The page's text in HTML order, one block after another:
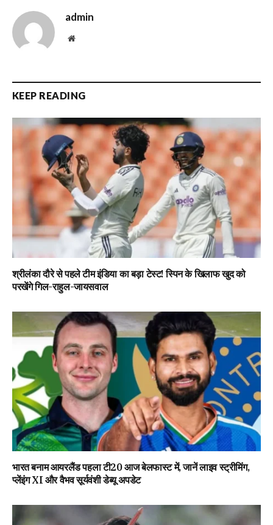
admin
Website
KEEP READING
श्रीलंका दौरे से पहले टीम इंडिया का बड़ा टेस्ट! स्पिन के खिलाफ खुद को
परखेंगे गिल-राहुल-जायसवाल
भारत बनाम आयरलैंड पहला टी20 आज बेलफास्ट में, जानें लाइव स्ट्रीमिंग,
प्लेंइंग XI और वैभव सूर्यवंशी डेब्यू अपडेट